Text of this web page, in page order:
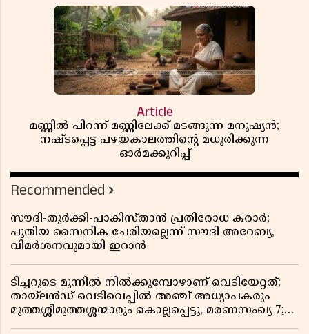
Article
മണ്ണിൽ പിറന്ന് മണ്ണിലേക്ക് മടങ്ങുന്ന മനുഷ്യൻ;
നഷ്ടപ്പെട്ട പഴയകാലത്തിൻ്റെ മധുരിക്കുന്ന
ഓർമക്കുറിപ്പ്
Recommended
സൗദി-തുർക്കി-പാകിസ്താൻ പ്രതിരോധ കരാർ;
പുതിയ സൈനിക ചേരിയല്ലെന്ന് സൗദി അറേബ്യ,
വിമർശനവുമായി ഇറാൻ
ടീച്ചറുടെ മുന്നിൽ നിൽക്കുമ്പോഴാണ് വെടിയേറ്റത്;
തായ്‌ലൻഡ് വെടിവെപ്പിൽ അഞ്ച് അധ്യാപകരും
മുത്തശ്ശീമുത്തശ്ശന്മാരും കൊല്ലപ്പെട്ടു, മരണസംഖ്യ 7;